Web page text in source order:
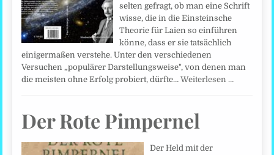
selten gefragt, ob man eine Schrift
wisse, die in die Einsteinsche
Theorie für Laien so einführen
könne, dass er sie tatsächlich
einigermaßen verstehe. Unter den verschiedenen
Versuchen „populärer Darstellungsweise", von denen man
die meisten ohne Erfolg probiert, dürfte…Weiterlesen …
Der Rote Pimpernel
Der Held mit der